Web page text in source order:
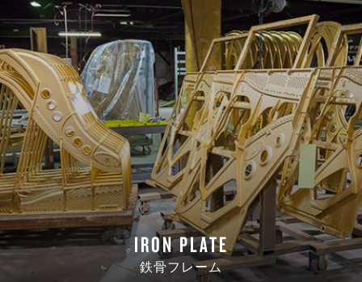
IRON PLATE
鉄骨フレーム